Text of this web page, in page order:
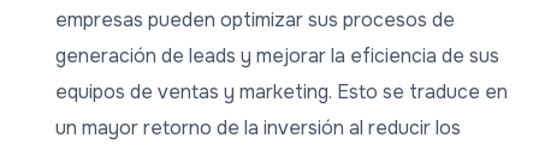
empresas pueden optimizar sus procesos de
generación de leads y mejorar la eficiencia de sus
equipos de ventas y marketing. Esto se traduce en
un mayor retorno de la inversión al reducir los